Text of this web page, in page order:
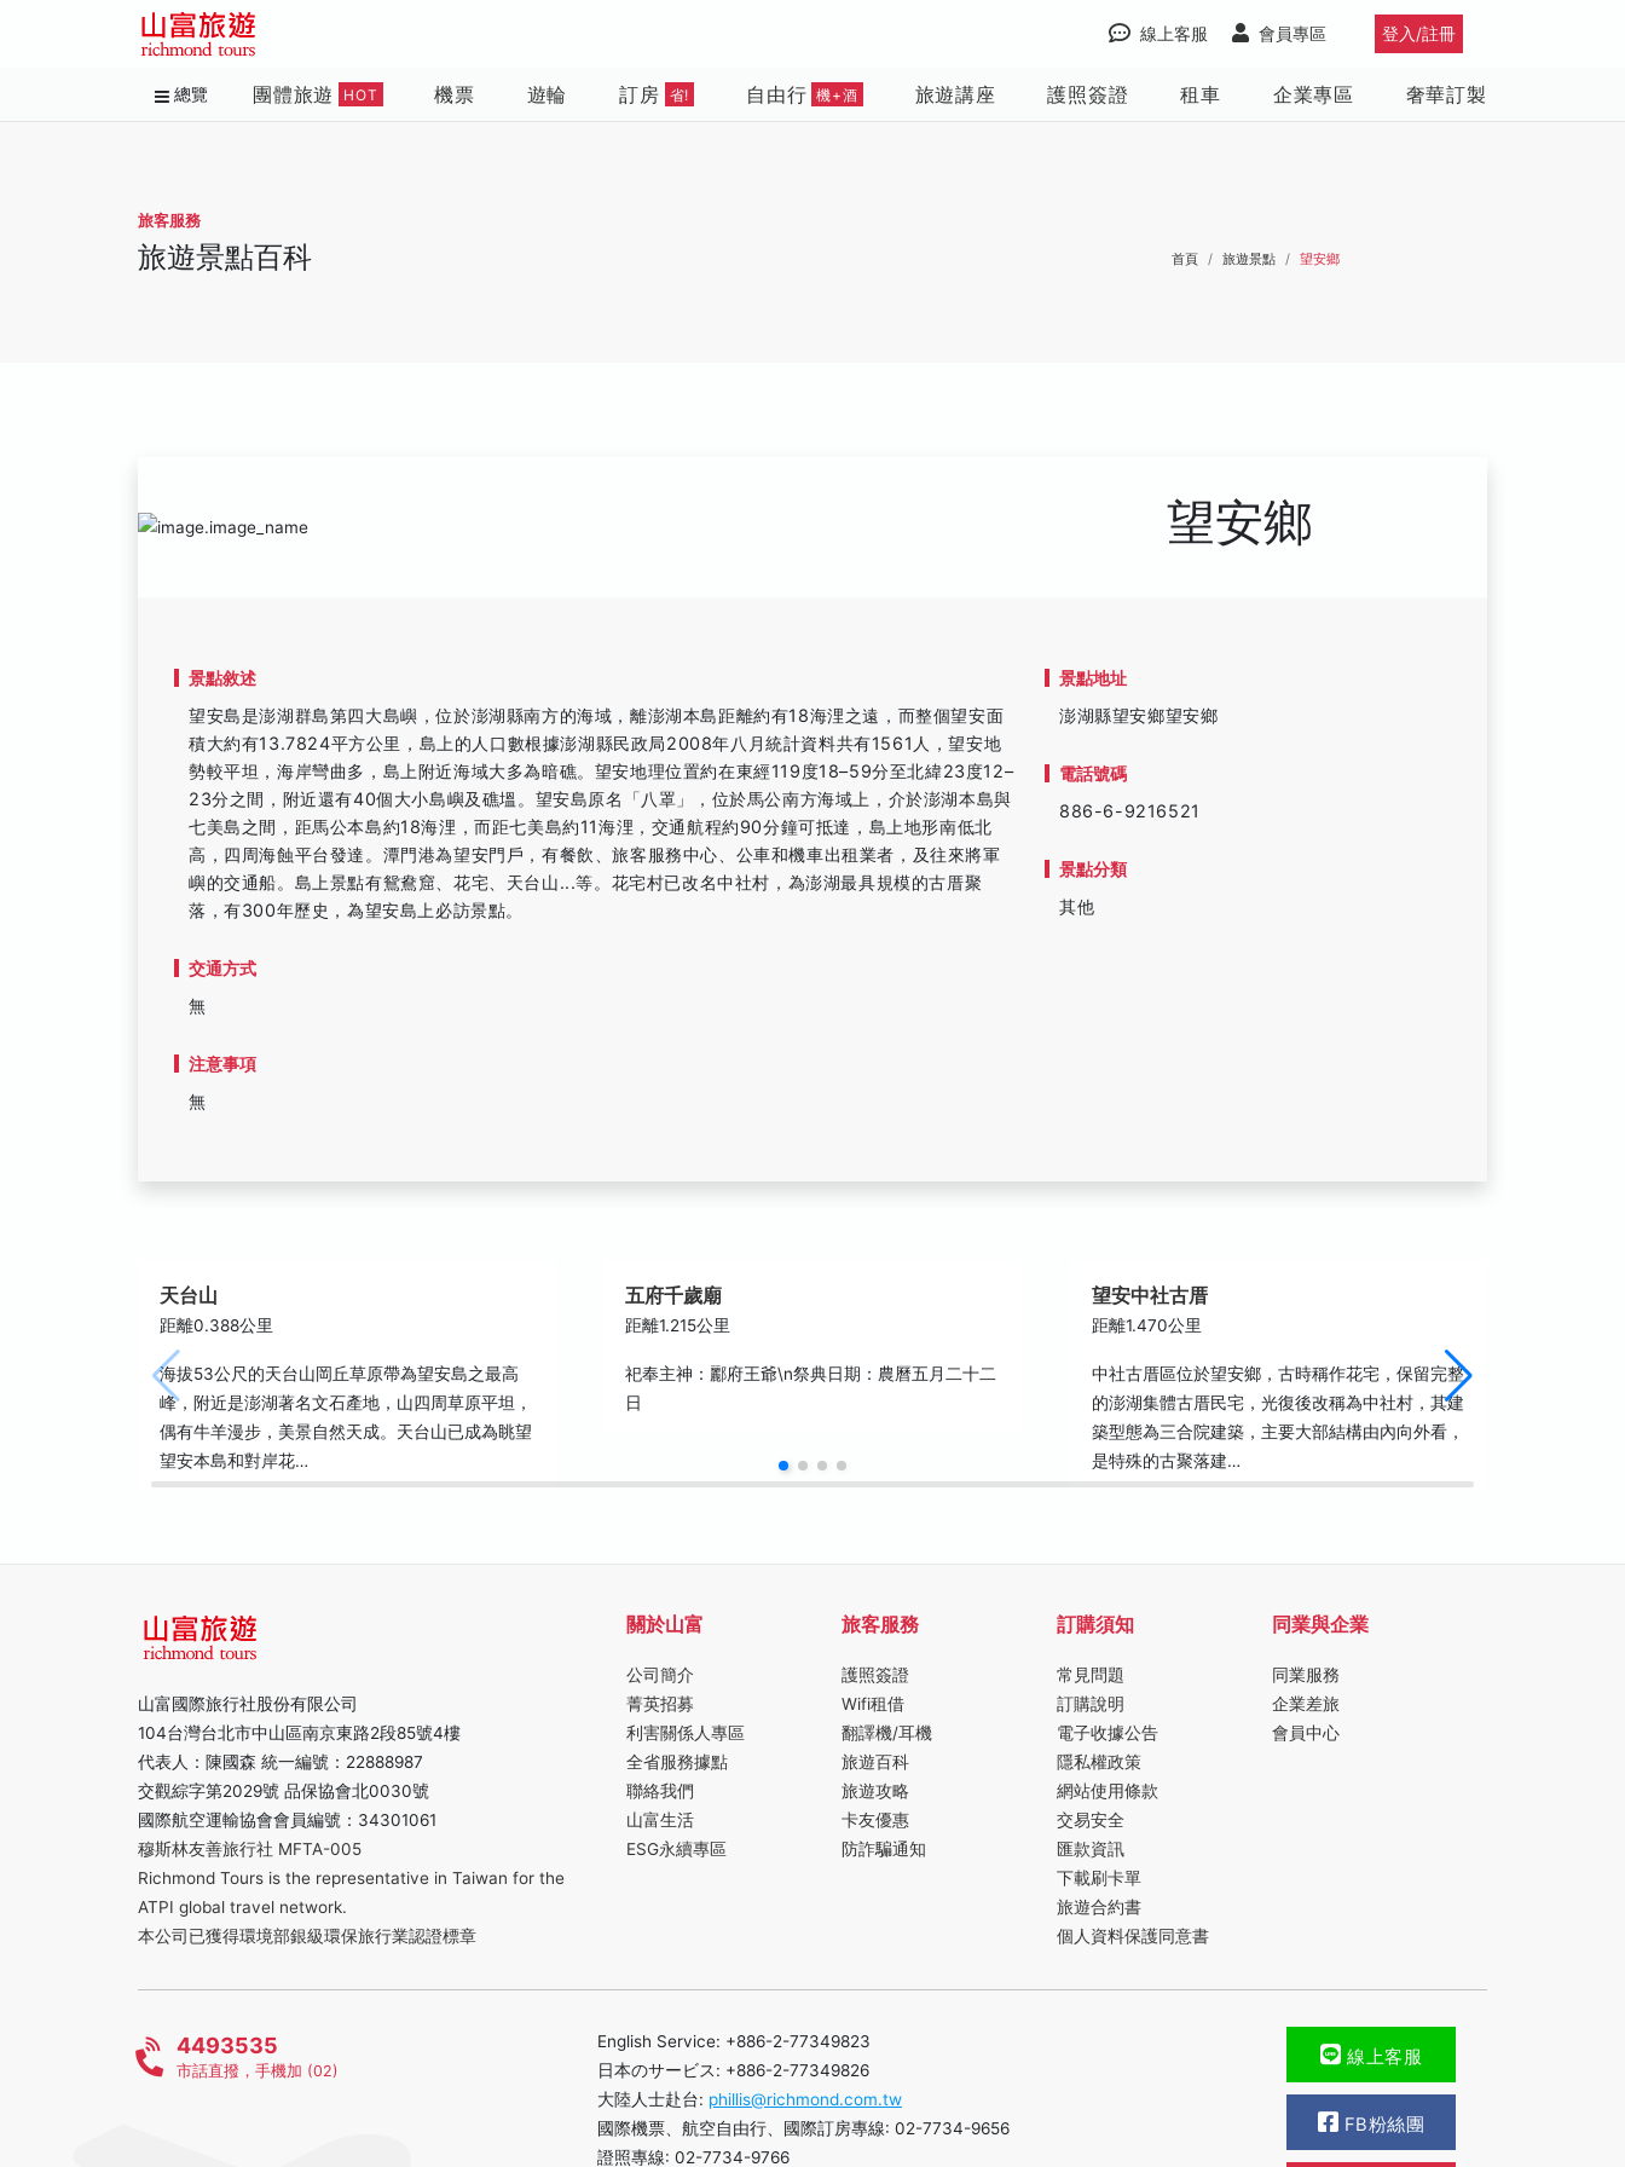
登入/註冊
會員專區
線上客服
總覽 團體旅遊 HOT 機票 遊輪 訂房 省! 自由行 機+酒 旅遊講座 護照簽證 租車 企業專區 奢華訂製
旅客服務
旅遊景點百科 首頁 旅遊景點 望安鄉
望安鄉
景點敘述
望安島是澎湖群島第四大島嶼，位於澎湖縣南方的海域，離澎湖本島距離約有18海浬之遠，而整個望安面
積大約有13.7824平方公里，島上的人口數根據澎湖縣民政局2008年八月統計資料共有1561人，望安地
勢較平坦，海岸彎曲多，島上附近海域大多為暗礁。望安地理位置約在東經119度18–59分至北緯23度12–
23分之間，附近還有40個大小島嶼及礁塭。望安島原名「八罩」，位於馬公南方海域上，介於澎湖本島與
七美島之間，距馬公本島約18海浬，而距七美島約11海浬，交通航程約90分鐘可抵達，島上地形南低北
高，四周海蝕平台發達。潭門港為望安門戶，有餐飲、旅客服務中心、公車和機車出租業者，及往來將軍
嶼的交通船。島上景點有鴛鴦窟、花宅、天台山...等。花宅村已改名中社村，為澎湖最具規模的古厝聚
落，有300年歷史，為望安島上必訪景點。
交通方式
無
注意事項
無
景點地址
澎湖縣望安鄉望安鄉
電話號碼
886-6-9216521
景點分類
其他
天台山
距離0.388公里
海拔53公尺的天台山岡丘草原帶為望安島之最高
峰，附近是澎湖著名文石產地，山四周草原平坦，
偶有牛羊漫步，美景自然天成。天台山已成為眺望
望安本島和對岸花…
五府千歲廟
距離1.215公里
祀奉主神：酈府王爺\n祭典日期：農曆五月二十二
日
望安中社古厝
距離1.470公里
中社古厝區位於望安鄉，古時稱作花宅，保留完整
的澎湖集體古厝民宅，光復後改稱為中社村，其建
築型態為三合院建築，主要大部結構由內向外看，
是特殊的古聚落建…
山富國際旅行社股份有限公司
104台灣台北市中山區南京東路2段85號4樓
代表人：陳國森 統一編號：22888987
交觀綜字第2029號 品保協會北0030號
國際航空運輸協會會員編號：34301061
穆斯林友善旅行社 MFTA-005
Richmond Tours is the representative in Taiwan for the
ATPI global travel network.
本公司已獲得環境部銀級環保旅行業認證標章
關於山富
公司簡介
菁英招募
利害關係人專區
全省服務據點
聯絡我們
山富生活
ESG永續專區
旅客服務
護照簽證
Wifi租借
翻譯機/耳機
旅遊百科
旅遊攻略
卡友優惠
防詐騙通知
訂購須知
常見問題
訂購說明
電子收據公告
隱私權政策
網站使用條款
交易安全
匯款資訊
下載刷卡單
旅遊合約書
個人資料保護同意書
同業與企業
同業服務
企業差旅
會員中心
4493535
市話直撥，手機加 (02)
English Service: +886-2-77349823
日本のサービス: +886-2-77349826
大陸人士赴台: phillis@richmond.com.tw
國際機票、航空自由行、國際訂房專線: 02-7734-9656
證照專線: 02-7734-9766
線上客服
FB粉絲團